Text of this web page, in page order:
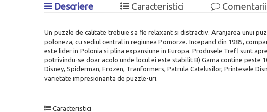
Descriere Caracteristici
Un puzzle de calitate trebuie sa fie relaxant si distractiv. Aranjarea unui
poloneza, cu sediul central in regiunea Pomorze. Incepand din 1985,
este lider in Polonia si plina expansiune in Europa. Produsele Trefl sunt
potrivindu-se doar acolo unde locul ei este stabilit B) Gama contine
Disney, Spiderman, Frozen, Tranformers, Patrula Catelusilor, Printesele
varietate impresionanta de puzzle-uri.
Caracteristici